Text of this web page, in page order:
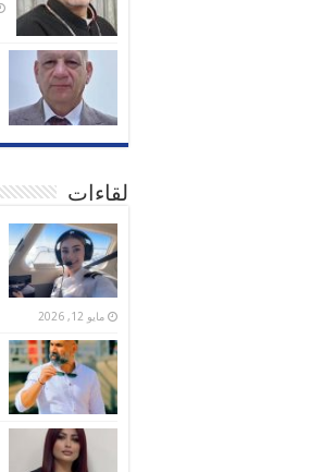
لقاءات
مايو 12, 2026